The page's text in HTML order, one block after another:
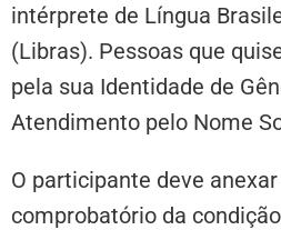
intérprete de Língua
(Libras). Pessoas que
pela sua Identidade de
Atendimento pelo Nome
O participante deve
comprobatório da